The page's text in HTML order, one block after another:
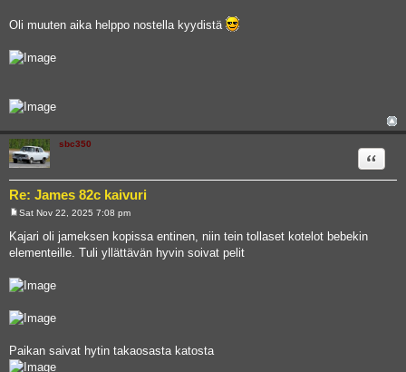
Oli muuten aika helppo nostella kyydistä
sbc350
Re: James 82c kaivuri
Quote
s
t
Sat Nov 22, 2025 7:08 pm
Kajari oli jameksen kopissa entinen, niin tein tollaset kotelot bebekin
elementeille. Tuli yllättävän hyvin soivat pelit
Paikan saivat hytin takaosasta katosta